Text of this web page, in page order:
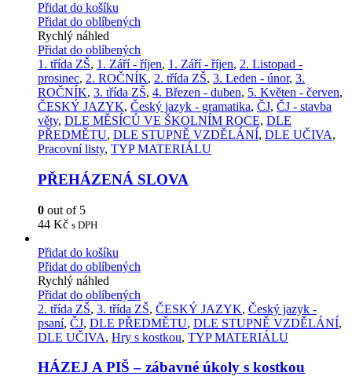
Přidat do košíku
Přidat do oblíbených
Rychlý náhled
Přidat do oblíbených
1. třída ZŠ, 1. Září - říjen, 1. Září - říjen, 2. Listopad -
prosinec, 2. ROČNÍK, 2. třída ZŠ, 3. Leden - únor, 3.
ROČNÍK, 3. třída ZŠ, 4. Březen - duben, 5. Květen - červen,
ČESKÝ JAZYK, Český jazyk - gramatika, ČJ, ČJ - stavba
věty, DLE MĚSÍCŮ VE ŠKOLNÍM ROCE, DLE
PŘEDMĚTU, DLE STUPNĚ VZDĚLÁNÍ, DLE UČIVA,
Pracovní listy, TYP MATERIÁLU
PŘEHÁZENÁ SLOVA
0 out of 5
44 Kč s DPH
Přidat do košíku
Přidat do oblíbených
Rychlý náhled
Přidat do oblíbených
2. třída ZŠ, 3. třída ZŠ, ČESKÝ JAZYK, Český jazyk -
psaní, ČJ, DLE PŘEDMĚTU, DLE STUPNĚ VZDĚLÁNÍ,
DLE UČIVA, Hry s kostkou, TYP MATERIÁLU
HÁZEJ A PIŠ – zábavné úkoly s kostkou